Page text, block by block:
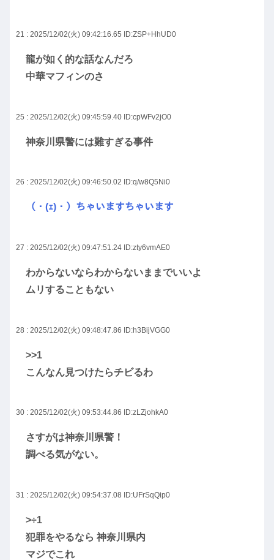
21 : 2025/12/02(火) 09:42:16.65 ID:ZSP+HhUD0
龍が如く的な話なんだろ
中華マフィンのさ
25 : 2025/12/02(火) 09:45:59.40 ID:cpWFv2jO0
神奈川県警には難すぎる事件
26 : 2025/12/02(火) 09:46:50.02 ID:q/w8Q5Ni0
（・(ｪ)・）ちゃいますちゃいます
27 : 2025/12/02(火) 09:47:51.24 ID:zty6vmAE0
わからないならわからないままでいいよ
ムリすることもない
28 : 2025/12/02(火) 09:48:47.86 ID:h3BijVGG0
>>1
こんなん見つけたらチビるわ
30 : 2025/12/02(火) 09:53:44.86 ID:zLZjohkA0
さすがは神奈川県警！
調べる気がない。
31 : 2025/12/02(火) 09:54:37.08 ID:UFrSqQip0
>÷1
犯罪をやるなら 神奈川県内
マジでこれ